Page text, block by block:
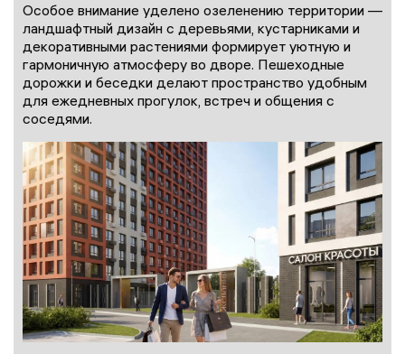
Особое внимание уделено озеленению территории —
ландшафтный дизайн с деревьями, кустарниками и
декоративными растениями формирует уютную и
гармоничную атмосферу во дворе. Пешеходные
дорожки и беседки делают пространство удобным
для ежедневных прогулок, встреч и общения с
соседями.